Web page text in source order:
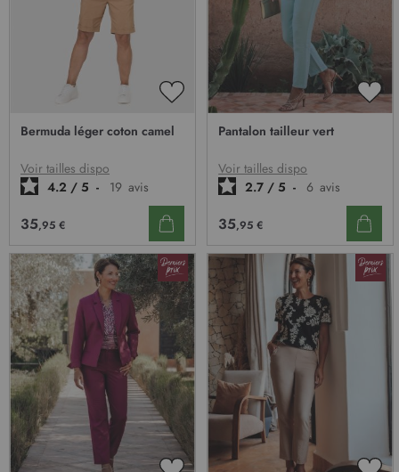
AJOUTER
À
MA
D’ENVIE
Bermuda léger coton camel
Voir tailles dispo
4.2 / 5 - 19 avis
35,95 €
Pantalon tailleur vert
Voir tailles dispo
2.7 / 5 - 6 avis
35,95 €